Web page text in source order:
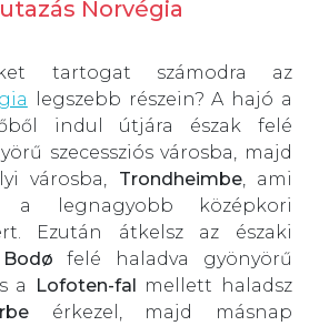
Norvégia
tartogat számodra az
legszebb részein? A hajó a
indul útjára észak felé
szecessziós városba, majd
városba, Trondheimbe, ami
a legnagyobb középkori
Ezután átkelsz az északi
Bodø felé haladva gyönyörű
a
Lofoten-fal mellett haladsz
érkezel, majd másnap